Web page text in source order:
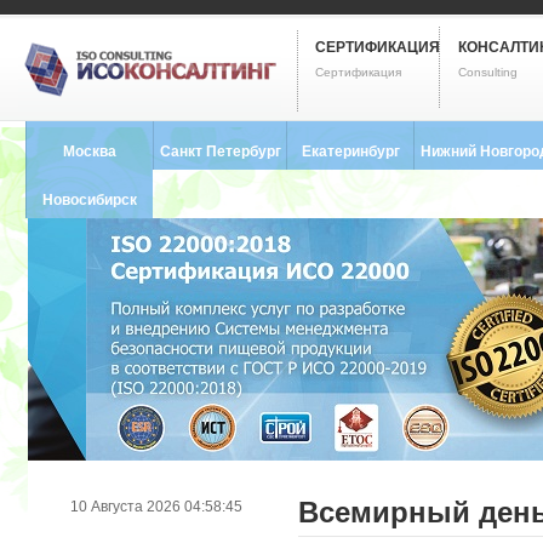
СЕРТИФИКАЦИЯ
Сертификация Consulting
Москва Санкт Петербург
8 (812) 748-2493
Екатеринбург
8 (343) 237-2593
Нижний
Новосибирск
8 (383) 227-8449
Всемирный
10 Августа 2026 04:58:45